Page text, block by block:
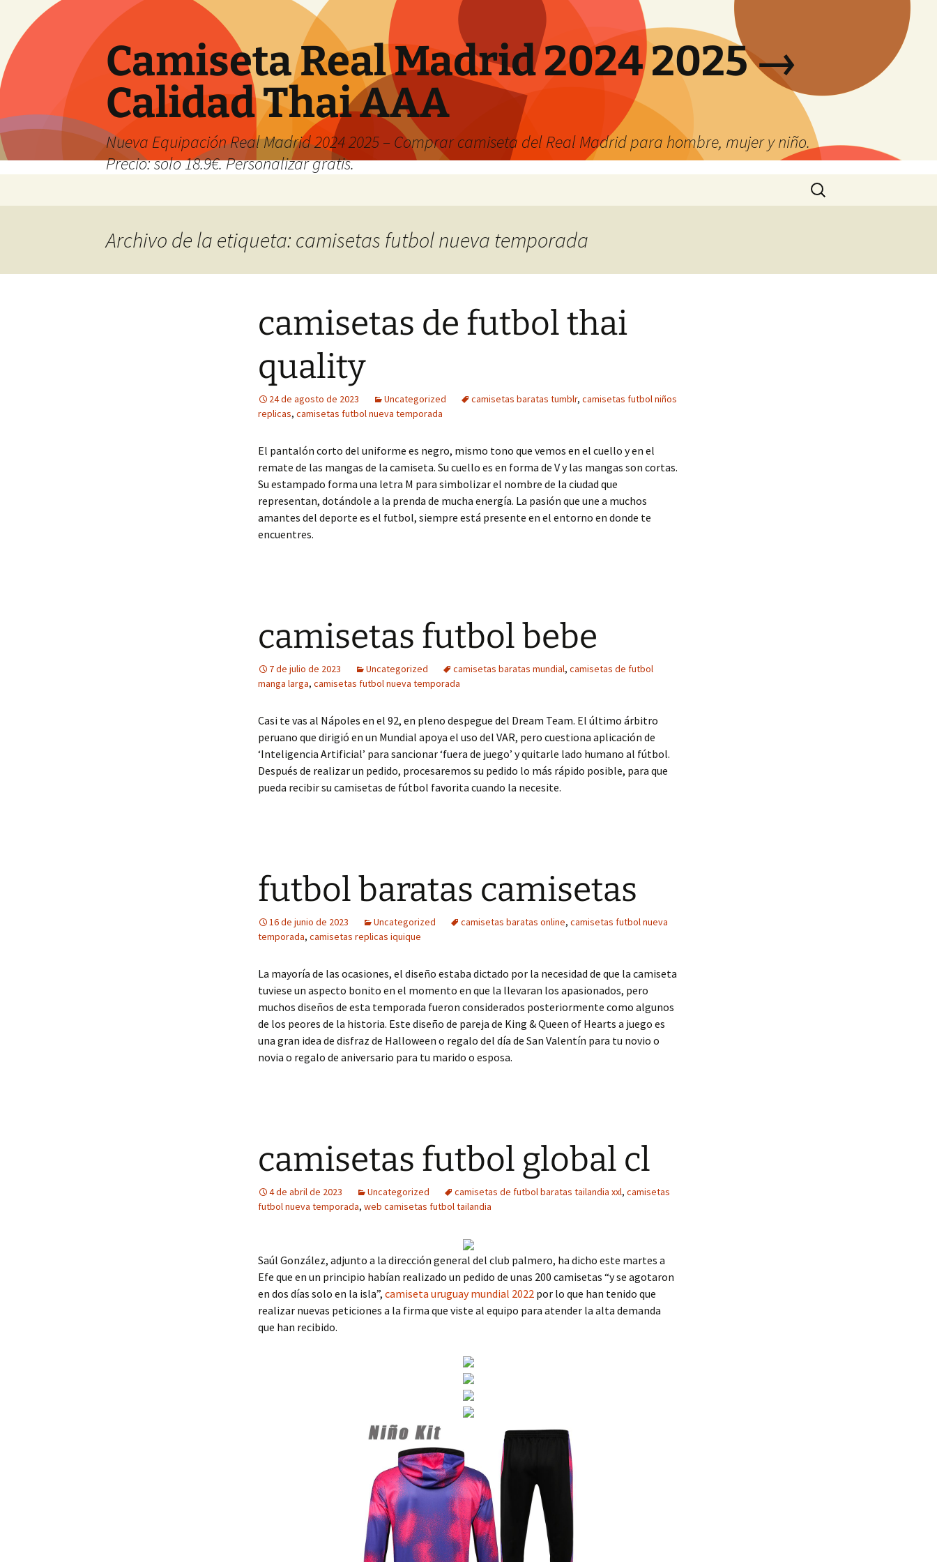
Camiseta Real Madrid 2024 2025 →
Calidad Thai AAA
Nueva Equipación Real Madrid 2024 2025 – Comprar camiseta del Real Madrid para hombre, mujer y niño.
Precio: solo 18.9€. Personalizar gratis.
Buscar:
Archivo de la etiqueta: camisetas futbol nueva temporada
camisetas de futbol thai
quality
24 de agosto de 2023 Uncategorized camisetas baratas tumblr, camisetas futbol niños
replicas, camisetas futbol nueva temporada
El pantalón corto del uniforme es negro, mismo tono que vemos en el cuello y en el
remate de las mangas de la camiseta. Su cuello es en forma de V y las mangas son cortas.
Su estampado forma una letra M para simbolizar el nombre de la ciudad que
representan, dotándole a la prenda de mucha energía. La pasión que une a muchos
amantes del deporte es el futbol, siempre está presente en el entorno en donde te
encuentres.
camisetas futbol bebe
7 de julio de 2023 Uncategorized camisetas baratas mundial, camisetas de futbol
manga larga, camisetas futbol nueva temporada
Casi te vas al Nápoles en el 92, en pleno despegue del Dream Team. El último árbitro
peruano que dirigió en un Mundial apoya el uso del VAR, pero cuestiona aplicación de
‘Inteligencia Artificial’ para sancionar ‘fuera de juego’ y quitarle lado humano al fútbol.
Después de realizar un pedido, procesaremos su pedido lo más rápido posible, para que
pueda recibir su camisetas de fútbol favorita cuando la necesite.
futbol baratas camisetas
16 de junio de 2023 Uncategorized camisetas baratas online, camisetas futbol nueva
temporada, camisetas replicas iquique
La mayoría de las ocasiones, el diseño estaba dictado por la necesidad de que la camiseta
tuviese un aspecto bonito en el momento en que la llevaran los apasionados, pero
muchos diseños de esta temporada fueron considerados posteriormente como algunos
de los peores de la historia. Este diseño de pareja de King & Queen of Hearts a juego es
una gran idea de disfraz de Halloween o regalo del día de San Valentín para tu novio o
novia o regalo de aniversario para tu marido o esposa.
camisetas futbol global cl
4 de abril de 2023 Uncategorized camisetas de futbol baratas tailandia xxl, camisetas
futbol nueva temporada, web camisetas futbol tailandia
Saúl González, adjunto a la dirección general del club palmero, ha dicho este martes a
Efe que en un principio habían realizado un pedido de unas 200 camisetas “y se agotaron
en dos días solo en la isla”, camiseta uruguay mundial 2022 por lo que han tenido que
realizar nuevas peticiones a la firma que viste al equipo para atender la alta demanda
que han recibido.